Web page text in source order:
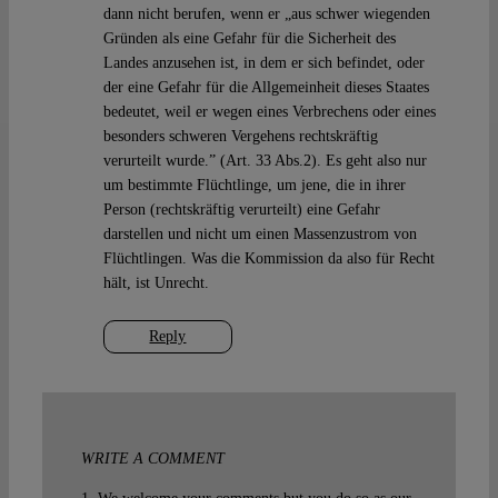
Reply
dann nicht berufen, wenn er „aus schwer wiegenden
Gründen als eine Gefahr für die Sicherheit des
Landes anzusehen ist, in dem er sich befindet, oder
der eine Gefahr für die Allgemeinheit dieses Staates
bedeutet, weil er wegen eines Verbrechens oder eines
besonders schweren Vergehens rechtskräftig
verurteilt wurde.” (Art. 33 Abs.2). Es geht also nur
um bestimmte Flüchtlinge, um jene, die in ihrer
Person (rechtskräftig verurteilt) eine Gefahr
darstellen und nicht um einen Massenzustrom von
Flüchtlingen. Was die Kommission da also für Recht
hält, ist Unrecht.
WRITE A COMMENT